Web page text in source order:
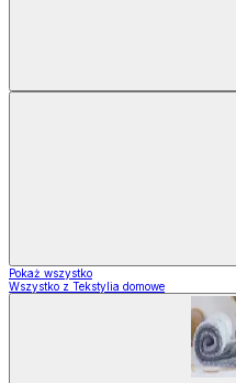
Pokaż wszystko
Wszystko z Tekstylia domowe